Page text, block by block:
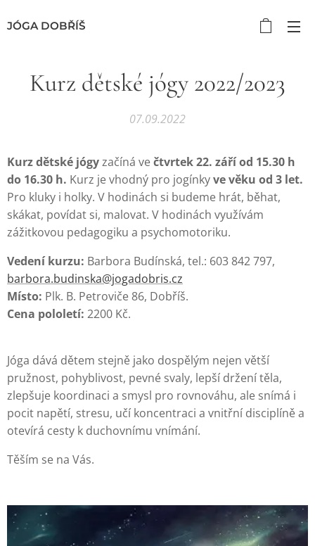
JÓGA DOBŘÍŠ
Kurz dětské jógy 2022/2023
07.09.2022
Kurz dětské jógyzačíná večtvrtek 22. září od 15.30 h
do 16.30 h. Kurz je vhodný pro jogínkyve věku od 3 let.
Pro kluky i holky. V hodinách si budeme hrát, běhat,
skákat, povídat si, malovat. V hodinách využívám
zážitkovou pedagogiku a psychomotoriku.
Vedení kurzu: Barbora Budínská, tel.: 603 842 797,
barbora.budinska@jogadobris.cz
Místo: Plk. B. Petroviče 86, Dobříš.
Cena pololetí: 2200 Kč.
Jóga dává dětem stejně jako dospělým nejen větší
pružnost, pohyblivost, pevné svaly, lepší držení těla,
zlepšuje koordinaci a smysl pro rovnováhu, ale snímá i
pocit napětí, stresu, učí koncentraci a vnitřní disciplíně a
otevírá cesty k duchovnímu vnímání.
Těším se na Vás.